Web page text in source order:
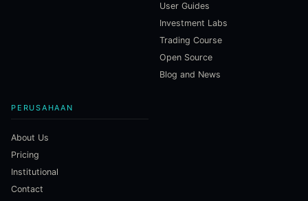
User Guides
Investment Labs
Trading Course
Open Source
Blog and News
PERUSAHAAN
About Us
Pricing
Institutional
Contact